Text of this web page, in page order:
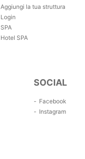
Aggiungi la tua struttura
Login
SPA
Hotel SPA
SOCIAL
Facebook
Instagram